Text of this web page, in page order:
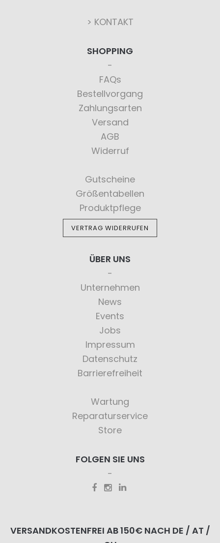
> KONTAKT
SHOPPING
FAQs
Bestellvorgang
Zahlungsarten
Versand
AGB
Widerruf
Gutscheine
Größentabellen
Produktpflege
VERTRAG WIDERRUFEN
ÜBER UNS
Unternehmen
News
Events
Jobs
Impressum
Datenschutz
Barrierefreiheit
Wartung
Reparaturservice
Store
FOLGEN SIE UNS
VERSANDKOSTENFREI AB 150€ NACH DE / AT /